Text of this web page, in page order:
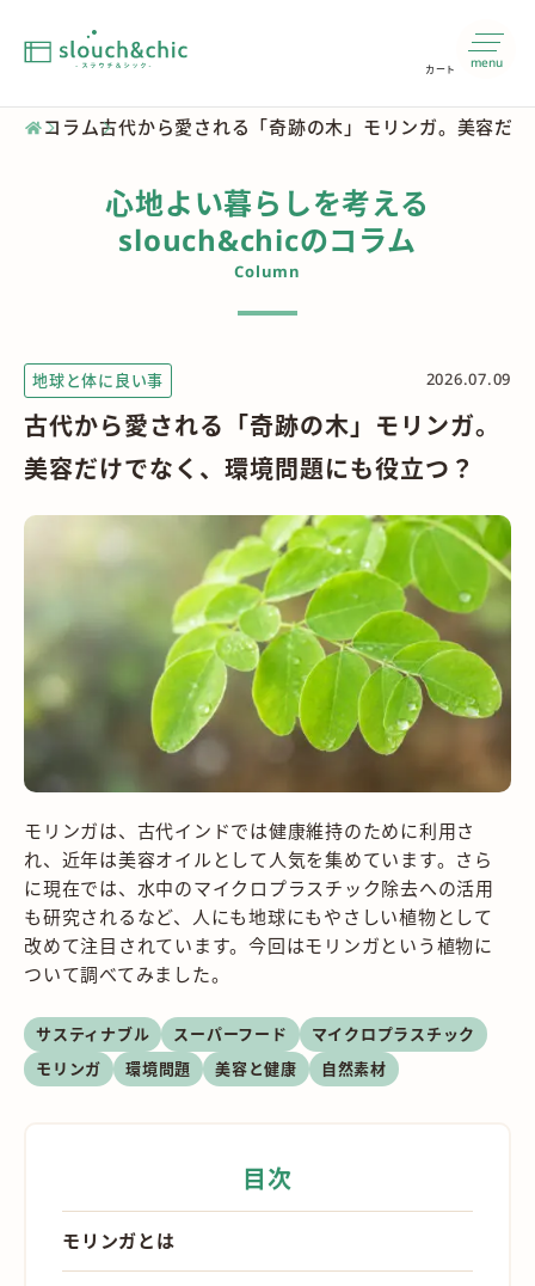
カート menu
コラム古代から愛される「奇跡の木」モリンガ。美容だ
心地よい暮らしを考える
slouch&chicのコラム
Column
地球と体に良い事 2026.07.09
古代から愛される「奇跡の木」モリンガ。
美容だけでなく、環境問題にも役立つ？
モリンガは、古代インドでは健康維持のために利用さ
れ、近年は美容オイルとして人気を集めています。さら
に現在では、水中のマイクロプラスチック除去への活用
も研究されるなど、人にも地球にもやさしい植物として
改めて注目されています。今回はモリンガという植物に
ついて調べてみました。
サスティナブル スーパーフード
マイクロプラスチック
モリンガ
環境問題 美容と健康 自然素材
目次
モリンガとは